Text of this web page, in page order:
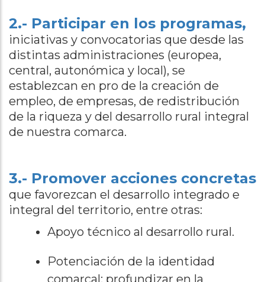
2.- Participar en los programas,
iniciativas y convocatorias que desde las
distintas administraciones (europea,
central, autonómica y local), se
establezcan en pro de la creación de
empleo, de empresas, de redistribución
de la riqueza y del desarrollo rural integral
de nuestra comarca.
3.- Promover acciones concretas
que favorezcan el desarrollo integrado e
integral del territorio, entre otras:
Apoyo técnico al desarrollo rural.
Potenciación de la identidad
comarcal: profundizar en la